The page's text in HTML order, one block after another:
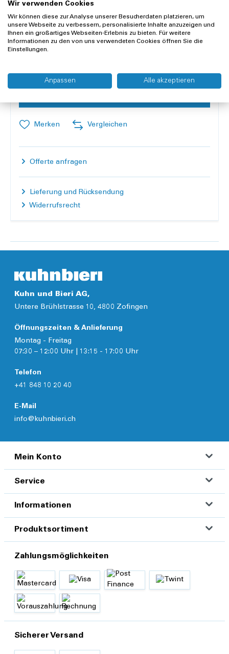
Lieferzeit 1-3 Werktage
Nur 2 Stück an Lager
Inhalt:1 Beutel à 8.3 Kilogramm
Merken Vergleichen
Offerte anfragen
Lieferung und Rücksendung
Widerrufsrecht
Kuhn und Bieri AG,
Untere Brühlstrasse 10, 4800 Zofingen
Öffnungszeiten & Anlieferung
Montag - Freitag
07:30 – 12:00 Uhr | 13:15 - 17:00 Uhr
Telefon
+41 848 10 20 40
E-Mail
info@kuhnbieri.ch
Mein Konto
Service
Informationen
Produktsortiment
Zahlungsmöglichkeiten
Sicherer Versand
Wir verwenden Cookies
Wir können diese zur Analyse unserer Besucherdaten platzieren, um
unsere Webseite zu verbessern, personalisierte Inhalte anzuzeigen und
Ihnen ein großartiges Webseiten-Erlebnis zu bieten. Für weitere
Informationen zu den von uns verwendeten Cookies öffnen Sie die
Einstellungen.
Anpassen Alle akzeptieren